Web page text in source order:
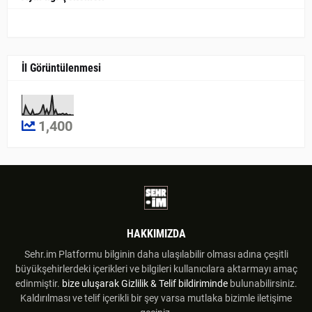
İl Görüntülenmesi
1,400
HAKKIMIZDA
Sehr.im Platformu bilginin daha ulaşılabilir olması adına çeşitli
büyükşehirlerdeki içerikleri ve bilgileri kullanıcılara aktarmayı amaç
edinmiştir. bize uluşarak Gizlilik & Telif bildiriminde bulunabilirsiniz.
Kaldırılması ve telif içerikli bir şey varsa mutlaka bizimle iletişime